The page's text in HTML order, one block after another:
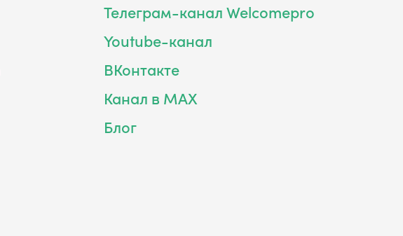
Телеграм-канал Welcomepro
Youtube-канал
ВКонтакте
Канал в MAX
Блог